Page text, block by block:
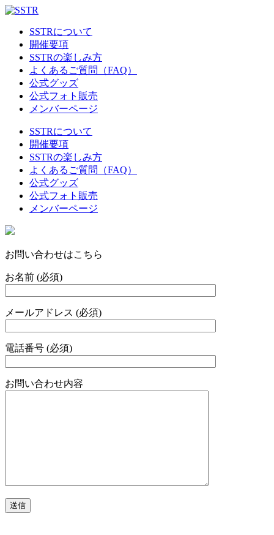
SSTRについて
開催要項
SSTRの楽しみ方
よくあるご質問（FAQ）
公式グッズ
公式フォト販売
メンバーページ
SSTRについて
開催要項
SSTRの楽しみ方
よくあるご質問（FAQ）
公式グッズ
公式フォト販売
メンバーページ
お問い合わせはこちら
お名前 (必須)
メールアドレス (必須)
電話番号 (必須)
お問い合わせ内容